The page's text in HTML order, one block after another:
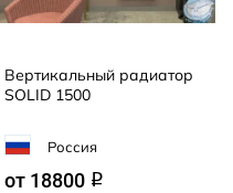
Вертикальный радиатор
SOLID 1500
Россия
от 18800 q